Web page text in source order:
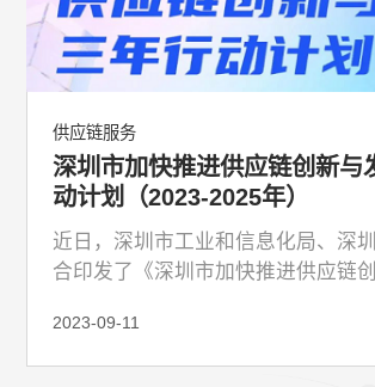
供应链服务
深圳市加快推进供应链创新与
动计划（2023-2025年）
近日，深圳市工业和信息化局、深
合印发了《深圳市加快推进供应链
2023-09-11